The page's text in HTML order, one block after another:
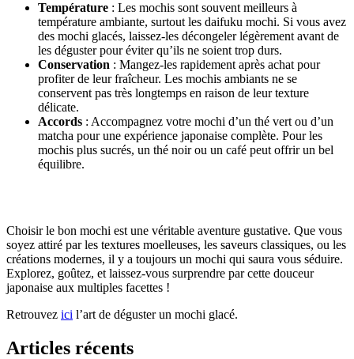
Température : Les mochis sont souvent meilleurs à
température ambiante, surtout les daifuku mochi. Si vous avez
des mochi glacés, laissez-les décongeler légèrement avant de
les déguster pour éviter qu’ils ne soient trop durs.
Conservation : Mangez-les rapidement après achat pour
profiter de leur fraîcheur. Les mochis ambiants ne se
conservent pas très longtemps en raison de leur texture
délicate.
Accords : Accompagnez votre mochi d’un thé vert ou d’un
matcha pour une expérience japonaise complète. Pour les
mochis plus sucrés, un thé noir ou un café peut offrir un bel
équilibre.
Choisir le bon mochi est une véritable aventure gustative. Que vous
soyez attiré par les textures moelleuses, les saveurs classiques, ou les
créations modernes, il y a toujours un mochi qui saura vous séduire.
Explorez, goûtez, et laissez-vous surprendre par cette douceur
japonaise aux multiples facettes !
Retrouvez ici l’art de déguster un mochi glacé.
Articles récents